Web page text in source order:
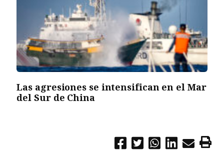
Las agresiones se intensifican en el Mar
del Sur de China